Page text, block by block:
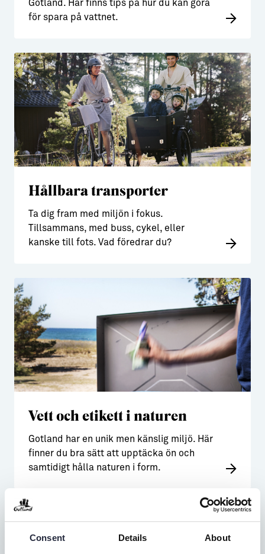
Consent Details About
Gotland. Här finns tips på hur du kan göra
för spara på vattnet.
Hållbara transporter
Ta dig fram med miljön i fokus.
Tillsammans, med buss, cykel, eller
kanske till fots. Vad föredrar du?
Vett och etikett i naturen
Gotland har en unik men känslig miljö. Här
finner du bra sätt att upptäcka ön och
samtidigt hålla naturen i form.